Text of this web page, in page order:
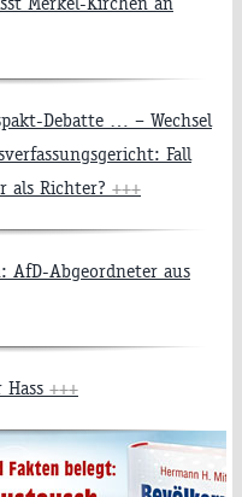
Debatte … – Wechsel
Fall
als Richter? +++
AfD-Abgeordneter aus
+++